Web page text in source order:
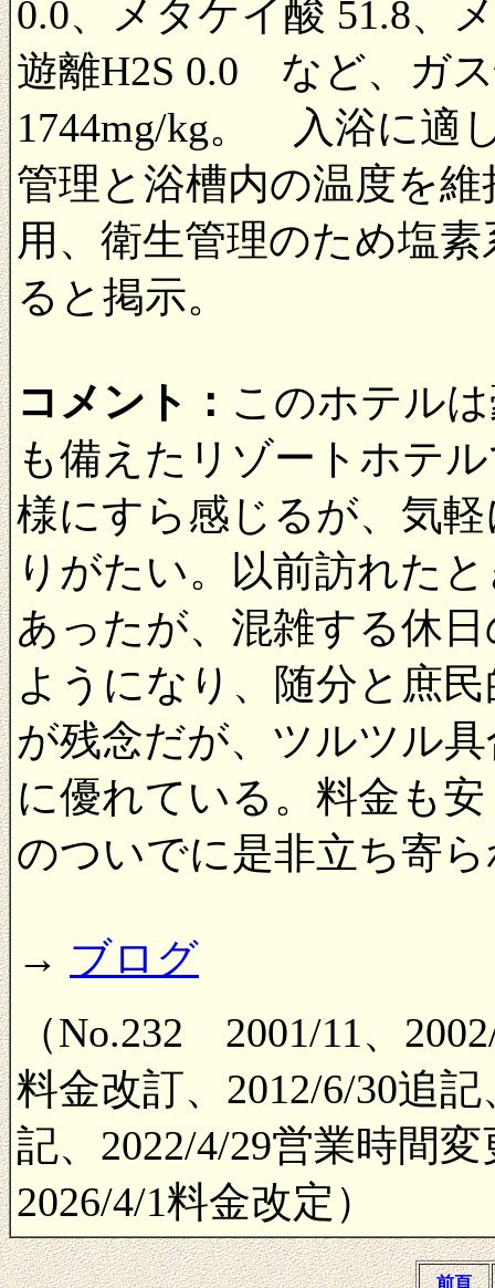
0.0、メタケイ酸 51.8、
遊離H2S 0.0 など、ガ
1744mg/kg。 入浴に適
管理と浴槽内の温度を
用、衛生管理のため塩
ると掲示。
コメント： このホテル
も備えたリゾートホテ
様にすら感じるが、気
りがたい。以前訪れた
あったが、混雑する休
ようになり、随分と庶
が残念だが、ツルツル
に優れている。料金も
のついでに是非立ち寄
→ ブログ
（No.232 2001/11、
料金改訂、2012/6/30追
記、2022/4/29営業時間
2026/4/1料金改定）
前頁